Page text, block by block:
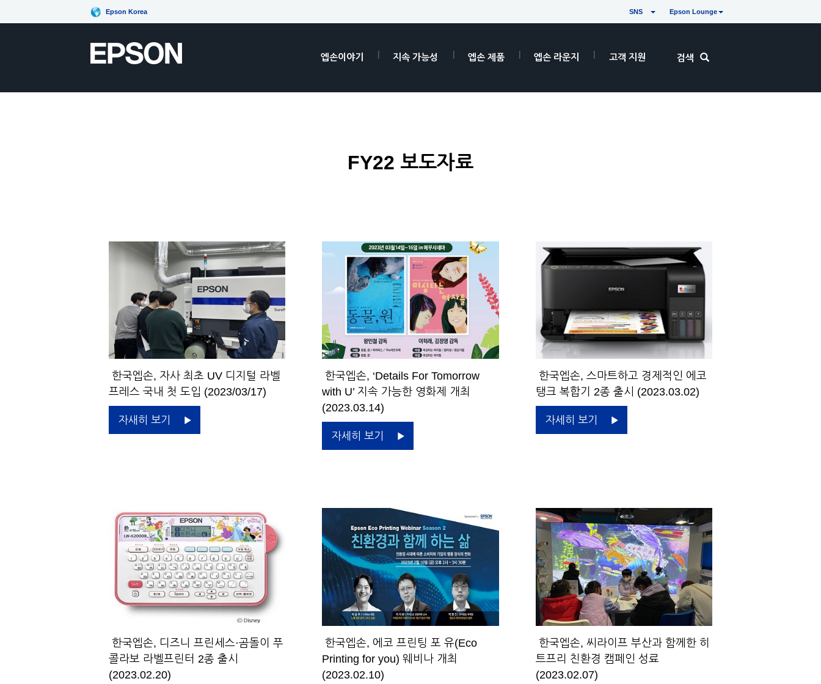
Epson Korea SNS Epson Lounge
엡손이야기 지속 가능성 엡손 제품 엡손 라운지 고객 지원 검색
FY22 보도자료
한국엡손, 자사 최초 UV 디지털 라벨
프레스 국내 첫 도입 (2023/03/17)
자새히 보기
한국엡손, ‘Details For Tomorrow
with U’ 지속 가능한 영화제 개최
(2023.03.14)
자세히 보기
한국엡손, 스마트하고 경제적인 에코
탱크 복합기 2종 출시 (2023.03.02)
자세히 보기
한국엡손, 디즈니 프린세스·곰돌이 푸
콜라보 라벨프린터 2종 출시
(2023.02.20)
한국엡손, 에코 프린팅 포 유(Eco
Printing for you) 웨비나 개최
(2023.02.10)
한국엡손, 씨라이프 부산과 함께한 히
트프리 친환경 캠페인 성료
(2023.02.07)